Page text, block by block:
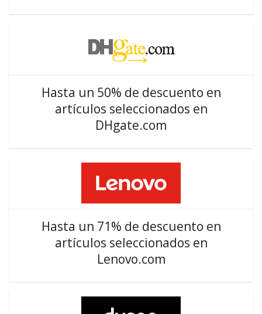
Hasta un 50% de descuento en
artículos seleccionados en
DHgate.com
Hasta un 71% de descuento en
artículos seleccionados en
Lenovo.com